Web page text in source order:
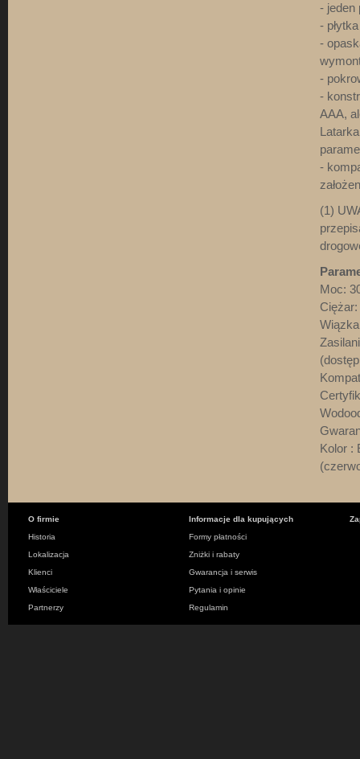
- jeden
-
-
-
-
AAA,
-
(1)
Moc:
Ciężar:
Kolor :
O firmie
Historia
Lokalizacja
Klienci
Właściciele
Partnerzy
Informacje dla kupujących
Formy płatności
Zniżki i rabaty
Gwarancja i serwis
Pytania i opinie
Regulamin